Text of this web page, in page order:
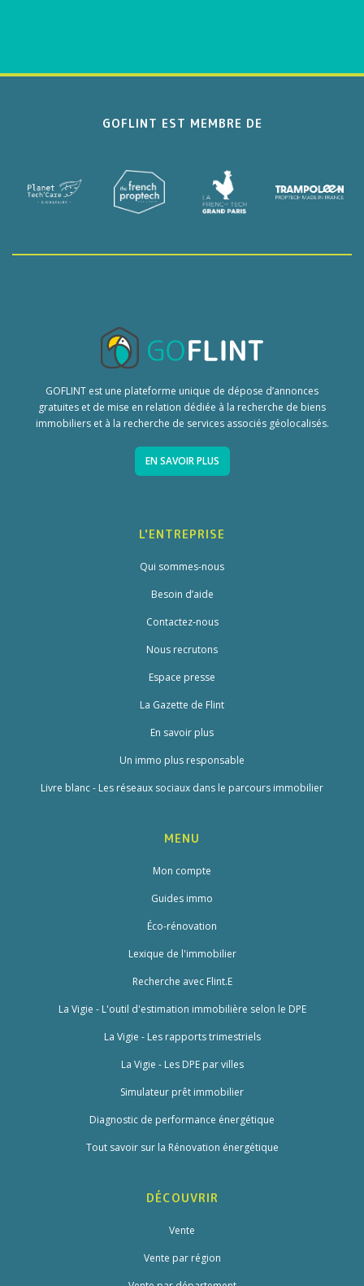
GOFLINT EST MEMBRE DE
GOFLINT est une plateforme unique de dépose d’annonces
gratuites et de mise en relation dédiée à la recherche de biens
immobiliers et à la recherche de services associés géolocalisés.
EN SAVOIR PLUS
L'ENTREPRISE
Qui sommes-nous
Besoin d’aide
Contactez-nous
Nous recrutons
Espace presse
La Gazette de Flint
En savoir plus
Un immo plus responsable
Livre blanc - Les réseaux sociaux dans le parcours immobilier
MENU
Mon compte
Guides immo
Éco-rénovation
Lexique de l'immobilier
Recherche avec Flint.E
La Vigie - L'outil d'estimation immobilière selon le DPE
La Vigie - Les rapports trimestriels
La Vigie - Les DPE par villes
Simulateur prêt immobilier
Diagnostic de performance énergétique
Tout savoir sur la Rénovation énergétique
DÉCOUVRIR
Vente
Vente par région